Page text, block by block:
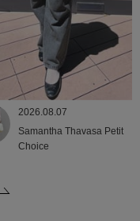
2026.08.07
Samantha Thavasa Petit
Choice